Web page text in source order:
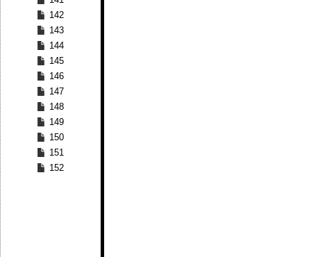
142
143
144
145
146
147
148
149
150
151
152